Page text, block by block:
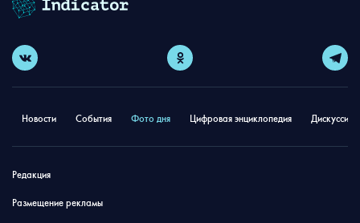
Новости События Фото дня Цифровая энциклопедия
Редакция
Размещение рекламы